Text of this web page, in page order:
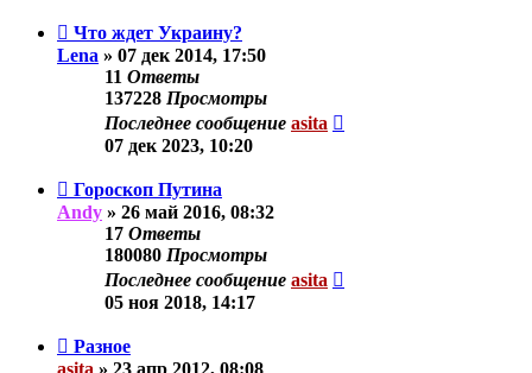
Что ждет Украину?
Lena » 07 дек 2014, 17:50
11 Ответы
137228 Просмотры
Последнее сообщение asita
07 дек 2023, 10:20
Гороскоп Путина
Andy » 26 май 2016, 08:32
17 Ответы
180080 Просмотры
Последнее сообщение asita
05 ноя 2018, 14:17
Разное
asita » 23 апр 2012, 08:08